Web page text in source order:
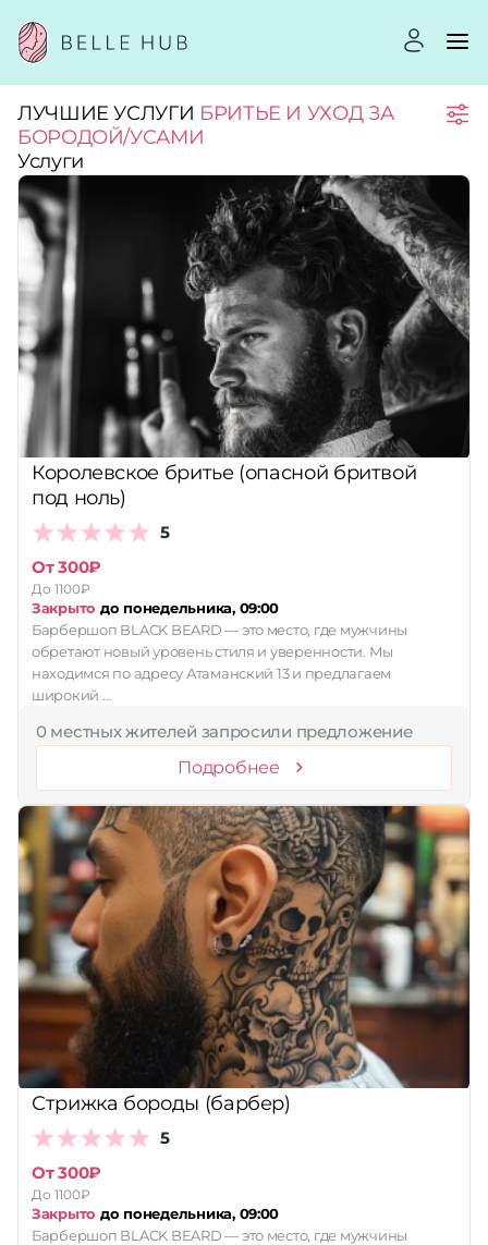
Город:
Категории:
Услуги:
Рейтинг:
Стоимость услуг:
Принимает сертификаты
ЛУЧШИЕ УСЛУГИ БРИТЬЕ И УХОД ЗА
БОРОДОЙ/УСАМИ
Услуги
Королевское бритье (опасной бритвой
под ноль)
5
От 300₽
До 1100₽
Закрыто до понедельника, 09:00
Барбершоп BLACK BEARD — это место, где мужчины
обретают новый уровень стиля и уверенности. Мы
находимся по адресу Атаманский 13 и предлагаем
широкий …
0 местных жителей запросили предложение
Подробнее
Стрижка бороды (барбер)
5
От 300₽
До 1100₽
Закрыто до понедельника, 09:00
Барбершоп BLACK BEARD — это место, где мужчины